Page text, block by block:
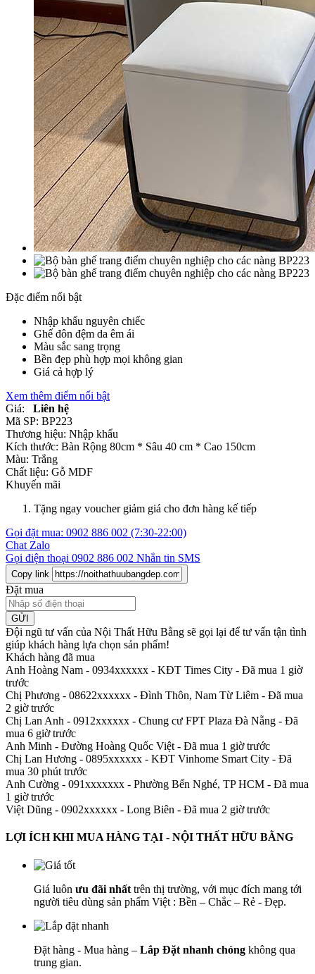
Đặc điểm nổi bật
Nhập khẩu nguyên chiếc
Ghế đôn đệm da êm ái
Màu sắc sang trọng
Bền đẹp phù hợp mọi không gian
Giá cả hợp lý
Xem thêm điểm nổi bật
Giá:
Liên hệ
Mã SP: BP223
Thương hiệu: Nhập khẩu
Kích thước: Bàn Rộng 80cm * Sâu 40 cm * Cao 150cm
Màu: Trắng
Chất liệu: Gỗ MDF
Khuyến mãi
Tặng ngay voucher giảm giá cho đơn hàng kế tiếp
Gọi đặt mua: 0902 886 002 (7:30-22:00)
Chat Zalo
Gọi điện thoại 0902 886 002 Nhắn tin SMS
Copy link
Đặt mua
GỬI
Đội ngũ tư vấn của Nội Thất Hữu Bằng sẽ gọi lại để tư vấn tận tình
giúp khách hàng lựa chọn sản phẩm!
Khách hàng đã mua
Anh Hoàng Nam - 0934xxxxxx - KĐT Times City - Đã mua 1 giờ
trước
Chị Phương - 08622xxxxxx - Đình Thôn, Nam Từ Liêm - Đã mua
2 giờ trước
Chị Lan Anh - 0912xxxxxx - Chung cư FPT Plaza Đà Nẵng - Đã
mua 6 giờ trước
Anh Minh - Đường Hoàng Quốc Việt - Đã mua 1 giờ trước
Chị Lan Hương - 0895xxxxxx - KĐT Vinhome Smart City - Đã
mua 30 phút trước
Anh Cường - 091xxxxxxx - Phường Bến Nghé, TP HCM - Đã mua
1 giờ trước
Việt Dũng - 0902xxxxxx - Long Biên - Đã mua 2 giờ trước
LỢI ÍCH KHI MUA HÀNG TẠI - NỘI THẤT HỮU BẰNG
Giá luôn ưu đãi nhất trên thị trường, với mục đích mang tới
người tiêu dùng sản phẩm Việt : Bền – Chắc – Rẻ - Đẹp.
Đặt hàng - Mua hàng – Lắp Đặt nhanh chóng không qua
trung gian.